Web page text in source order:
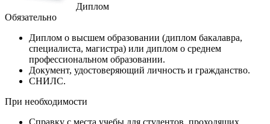
Диплом
Обязательно
Диплом о высшем образовании (диплом бакалавра,
специалиста, магистра) или диплом о среднем
профессиональном образовании.
Документ, удостоверяющий личность и гражданство.
СНИЛС.
При необходимости
Справку с места учебы для студентов, проходящих